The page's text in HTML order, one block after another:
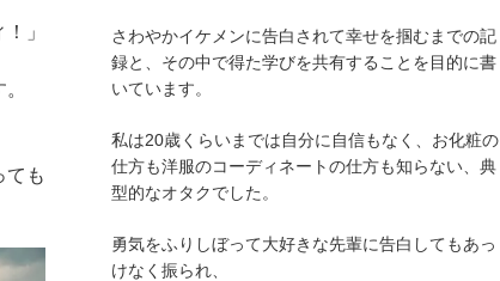
」
ても
さわやかイケメンに告白されて幸せを掴むまでの記
録と、その中で得た学びを共有することを目的に書
いています。
私は20歳くらいまでは自分に自信もなく、お化粧の
仕方も洋服のコーディネートの仕方も知らない、典
型的なオタクでした。
勇気をふりしぼって大好きな先輩に告白してもあっ
けなく振られ、